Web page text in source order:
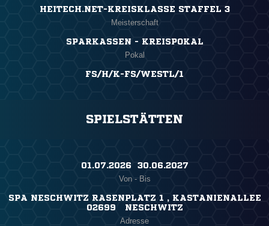
HEITECH.NET-KREISKLASSE STAFFEL 3
Meisterschaft
SPARKASSEN - KREISPOKAL
Pokal
FS/H/K-FS/WESTL/1
SPIELSTÄTTEN
01.07.2026 ​ 30.06.2027
Von - Bis
SPA NESCHWITZ RASENPLATZ 1 , KASTANIENALLEE
02699 NESCHWITZ
Adresse